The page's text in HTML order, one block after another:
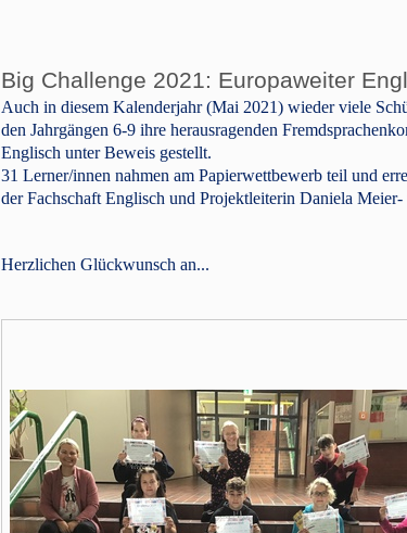
Big Challenge 2021: Europaweiter
Auch in diesem Kalenderjahr (Mai 2021) wieder viele
den Jahrgängen 6-9 ihre herausragenden
Englisch unter Beweis gestellt.
31 Lerner/innen nahmen am Papierwettbewerb teil und
der Fachschaft Englisch und Projektleiterin Daniela Meier-
Herzlichen Glückwunsch an...